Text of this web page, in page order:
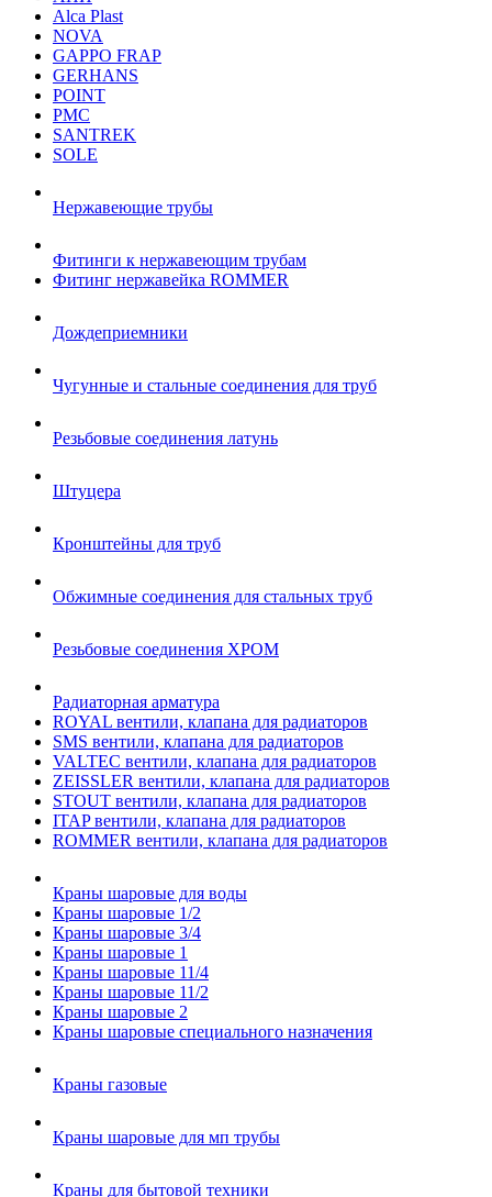
Alca Plast
NOVA
GAPPO FRAP
GERHANS
POINT
РМС
SANTREK
SOLE
Нержавеющие трубы
Фитинги к нержавеющим трубам
Фитинг нержавейка ROMMER
Дождеприемники
Чугунные и стальные соединения для труб
Резьбовые соединения латунь
Штуцера
Кронштейны для труб
Обжимные соединения для стальных труб
Резьбовые соединения ХРОМ
Радиаторная арматура
ROYAL вентили, клапана для радиаторов
SMS вентили, клапана для радиаторов
VALTEC вентили, клапана для радиаторов
ZEISSLER вентили, клапана для радиаторов
STOUT вентили, клапана для радиаторов
ITAP вентили, клапана для радиаторов
ROMMER вентили, клапана для радиаторов
Краны шаровые для воды
Краны шаровые 1/2
Краны шаровые 3/4
Краны шаровые 1
Краны шаровые 11/4
Краны шаровые 11/2
Краны шаровые 2
Краны шаровые специального назначения
Краны газовые
Краны шаровые для мп трубы
Краны для бытовой техники